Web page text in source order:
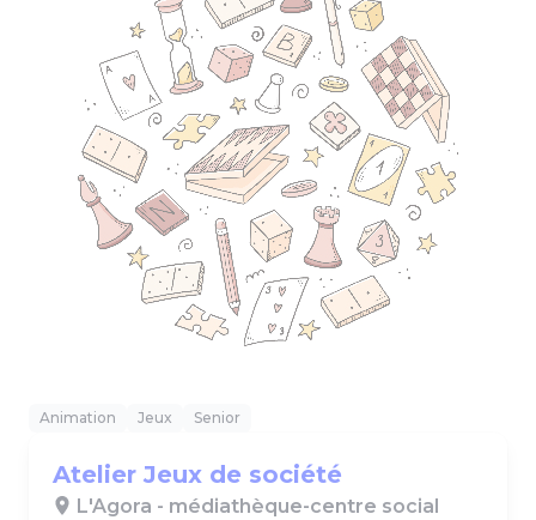
Animation Jeux Senior
Atelier Jeux de société
L'Agora - médiathèque-centre social